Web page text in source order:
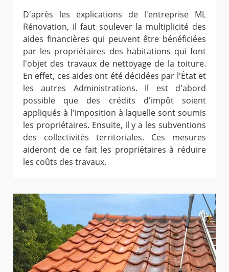
D'après les explications de l'entreprise ML
Rénovation, il faut soulever la multiplicité des
aides financières qui peuvent être bénéficiées
par les propriétaires des habitations qui font
l'objet des travaux de nettoyage de la toiture.
En effet, ces aides ont été décidées par l'État et
les autres Administrations. Il est d'abord
possible que des crédits d'impôt soient
appliqués à l'imposition à laquelle sont soumis
les propriétaires. Ensuite, il y a les subventions
des collectivités territoriales. Ces mesures
aideront de ce fait les propriétaires à réduire
les coûts des travaux.